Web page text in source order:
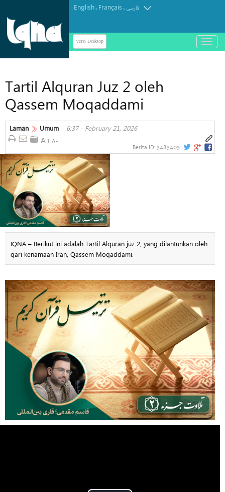
English. Français.فارسی
Versi Desktop
باز
و
Tartil Alquran Juz 2 oleh
Qassem Moqaddami
Laman Umum 6:37 - February 21, 2026
Berita ID: 3483403
IQNA – Berikut ini adalah Tartil Alquran juz 2, yang dilantunkan oleh
qari kenamaan Iran, Qassem Moqaddami.